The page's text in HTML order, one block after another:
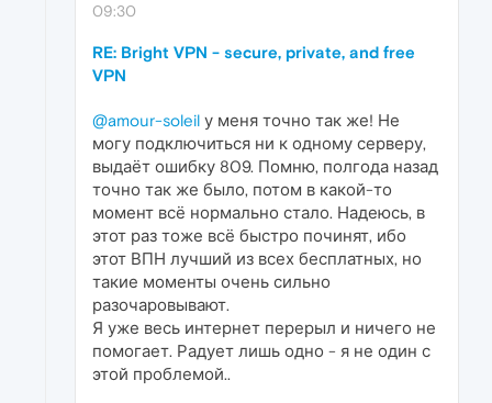
09:30
RE: Bright VPN - secure, private, and free
VPN
@amour-soleil у меня точно так же! Не
могу подключиться ни к одному серверу,
выдаёт ошибку 809. Помню, полгода назад
точно так же было, потом в какой-то
момент всё нормально стало. Надеюсь, в
этот раз тоже всё быстро починят, ибо
этот ВПН лучший из всех бесплатных, но
такие моменты очень сильно
разочаровывают.
Я уже весь интернет перерыл и ничего не
помогает. Радует лишь одно - я не один с
этой проблемой..